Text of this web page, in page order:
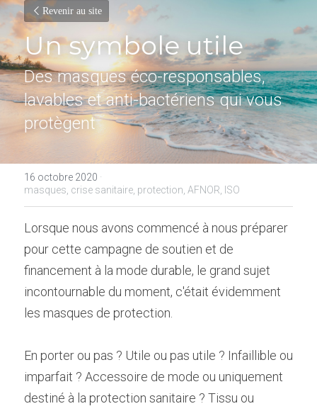
Revenir au site
Un symbole utile
Des masques éco-responsables,
lavables et anti-bactériens qui vous
protègent
16 octobre 2020 ·
masques, crise sanitaire, protection, AFNOR, ISO
Lorsque nous avons commencé à nous préparer
pour cette campagne de soutien et de
financement à la mode durable, le grand sujet
incontournable du moment, c'était évidemment
les masques de protection.
En porter ou pas ? Utile ou pas utile ? Infaillible ou
imparfait ? Accessoire de mode ou uniquement
destiné à la protection sanitaire ? Tissu ou